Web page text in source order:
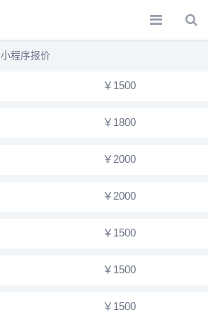
小程序报价
￥1500
￥1800
￥2000
￥2000
￥1500
￥1500
￥1500